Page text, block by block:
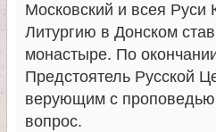
и
Московский и всея Руси
Литургию в Донском
монастыре. По
Предстоятель Русской
верующим с проповедью,
вопрос.